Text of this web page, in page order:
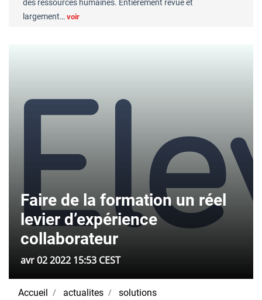
des ressources humaines. Entièrement revue et
largement…voir
Faire de la formation un réel
levier d’expérience
collaborateur
avr 02 2022 15:53 CEST
Accueil actualites solutions